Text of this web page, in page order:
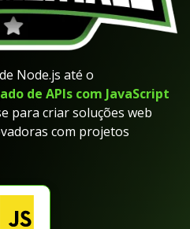
Node.js até o
de APIs com JavaScript
para criar soluções web
com projetos